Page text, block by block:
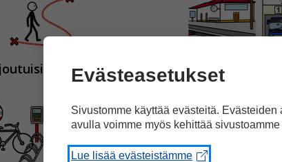
kävelemään esimerkiksi juna- tai
Evästeasetukset
Sivustomme käyttää evästeitä.
avulla voimme myös kehittää
Lue lisää evästeistämme